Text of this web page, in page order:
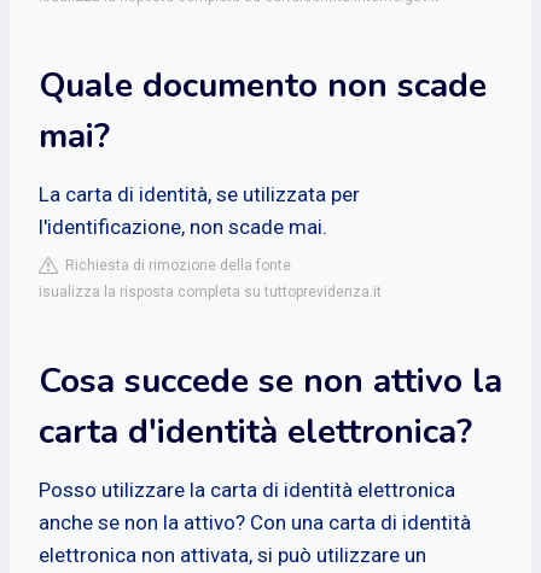
Quale documento non scade
mai?
La carta di identità, se utilizzata per
l'identificazione, non scade mai.
Richiesta di rimozione della fonte
isualizza la risposta completa su tuttoprevidenza.it
Cosa succede se non attivo la
carta d'identità elettronica?
Posso utilizzare la carta di identità elettronica
anche se non la attivo? Con una carta di identità
elettronica non attivata, si può utilizzare un